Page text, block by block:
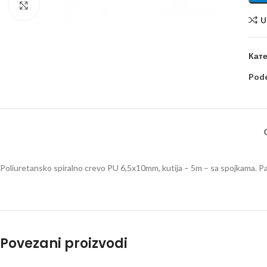
Poliuretansko spiralno crevo PU 6,5x10mm, kutija – 5m – sa spojkama.
Povezani proizvodi